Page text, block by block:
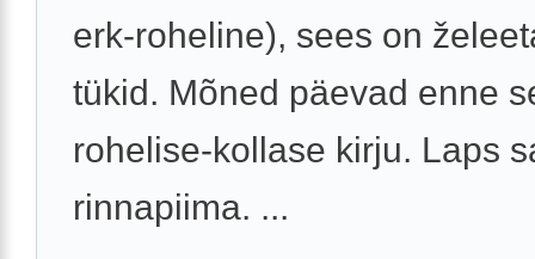
erk-roheline), sees on
tükid. Mõned päevad enne
rohelise-kollase kirju. Laps
rinnapiima. ...